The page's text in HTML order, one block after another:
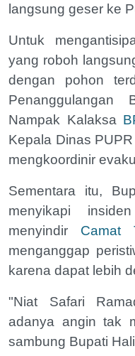
langsung geser ke
Untuk
yang roboh
dengan pohon
Penanggulangan
Nampak Kalaksa
Kepala Dinas
mengkoordinir
Sementara itu,
menyikapi
menyindir Camat
menganggap
karena dapat lebih
"Niat Safari
adanya angin tak
sambung Bupati